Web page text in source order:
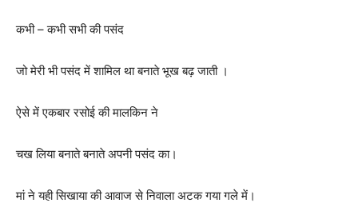
कभी – कभी सभी की पसंद
जो मेरी भी पसंद में शामिल था बनाते भूख बढ़ जाती ।
ऐसे में एकबार रसोई की मालकिन ने
चख लिया बनाते बनाते अपनी पसंद का।
मां ने यही सिखाया की आवाज से निवाला अटक गया गले में।